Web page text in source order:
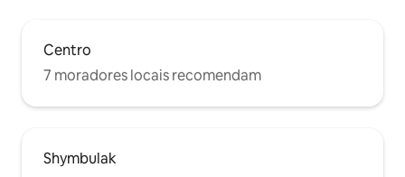
Centro
7 moradores locais recomendam
Shymbulak